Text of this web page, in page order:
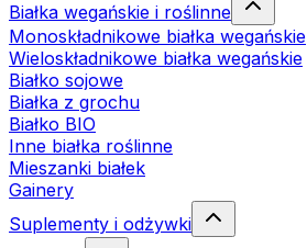
Białka wegańskie i roślinne
Monoskładnikowe białka wegańskie
Wieloskładnikowe białka wegańskie
Białko sojowe
Białka z grochu
Białko BIO
Inne białka roślinne
Mieszanki białek
Gainery
Suplementy i odżywki